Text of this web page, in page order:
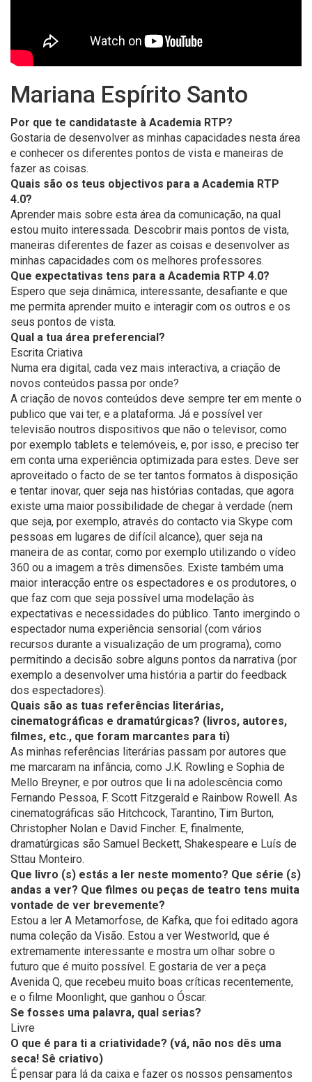
Mariana Espírito Santo
Por que te candidataste à Academia RTP?
Gostaria de desenvolver as minhas capacidades nesta área
e conhecer os diferentes pontos de vista e maneiras de
fazer as coisas.
Quais são os teus objectivos para a Academia RTP
4.0?
Aprender mais sobre esta área da comunicação, na qual
estou muito interessada. Descobrir mais pontos de vista,
maneiras diferentes de fazer as coisas e desenvolver as
minhas capacidades com os melhores professores.
Que expectativas tens para a Academia RTP 4.0?
Espero que seja dinâmica, interessante, desafiante e que
me permita aprender muito e interagir com os outros e os
seus pontos de vista.
Qual a tua área preferencial?
Escrita Criativa
Numa era digital, cada vez mais interactiva, a criação de
novos conteúdos passa por onde?
A criação de novos conteúdos deve sempre ter em mente o
publico que vai ter, e a plataforma. Já e possível ver
televisão noutros dispositivos que não o televisor, como
por exemplo tablets e telemóveis, e, por isso, e preciso ter
em conta uma experiência optimizada para estes. Deve ser
aproveitado o facto de se ter tantos formatos à disposição
e tentar inovar, quer seja nas histórias contadas, que agora
existe uma maior possibilidade de chegar à verdade (nem
que seja, por exemplo, através do contacto via Skype com
pessoas em lugares de difícil alcance), quer seja na
maneira de as contar, como por exemplo utilizando o vídeo
360 ou a imagem a três dimensões. Existe também uma
maior interacção entre os espectadores e os produtores, o
que faz com que seja possível uma modelação às
expectativas e necessidades do público. Tanto imergindo o
espectador numa experiência sensorial (com vários
recursos durante a visualização de um programa), como
permitindo a decisão sobre alguns pontos da narrativa (por
exemplo a desenvolver uma história a partir do feedback
dos espectadores).
Quais são as tuas referências literárias,
cinematográficas e dramatúrgicas? (livros, autores,
filmes, etc., que foram marcantes para ti)
As minhas referências literárias passam por autores que
me marcaram na infância, como J.K. Rowling e Sophia de
Mello Breyner, e por outros que li na adolescência como
Fernando Pessoa, F. Scott Fitzgerald e Rainbow Rowell. As
cinematográficas são Hitchcock, Tarantino, Tim Burton,
Christopher Nolan e David Fincher. E, finalmente,
dramatúrgicas são Samuel Beckett, Shakespeare e Luís de
Sttau Monteiro.
Que livro (s) estás a ler neste momento? Que série (s)
andas a ver? Que filmes ou peças de teatro tens muita
vontade de ver brevemente?
Estou a ler A Metamorfose, de Kafka, que foi editado agora
numa coleção da Visão. Estou a ver Westworld, que é
extremamente interessante e mostra um olhar sobre o
futuro que é muito possível. E gostaria de ver a peça
Avenida Q, que recebeu muito boas críticas recentemente,
e o filme Moonlight, que ganhou o Óscar.
Se fosses uma palavra, qual serias?
Livre
O que é para ti a criatividade? (vá, não nos dês uma
seca! Sê criativo)
É pensar para lá da caixa e fazer os nossos pensamentos